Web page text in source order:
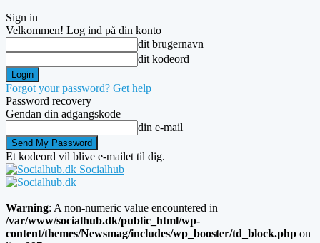
Sign in
Velkommen! Log ind på din konto
dit brugernavn
dit kodeord
Forgot your password? Get help
Password recovery
Gendan din adgangskode
din e-mail
Et kodeord vil blive e-mailet til dig.
Socialhub
Warning: A non-numeric value encountered in
/var/www/socialhub.dk/public_html/wp-
content/themes/Newsmag/includes/wp_booster/td_block.php on